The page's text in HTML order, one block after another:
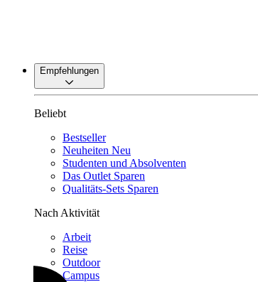
Empfehlungen
Beliebt
Bestseller
Neuheiten Neu
Studenten und Absolventen
Das Outlet Sparen
Qualitäts-Sets Sparen
Nach Aktivität
Arbeit
Reise
Outdoor
Campus